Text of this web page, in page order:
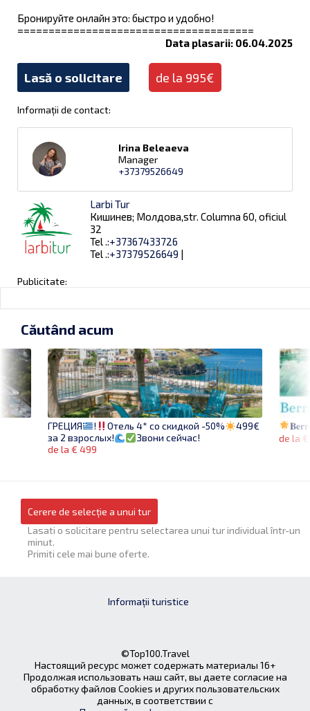
Бронируйте онлайн это: быстро и удобно!
======================================
Data plasarii: 06.04.2025
Lasă o solicitare de la 995€
Informații de contact:
Irina Beleaeva
Manager
+37379526649
Larbi Tur
Кишинев; Молдова,str. Columna 60, oficiul
32
Tel .:+37367433726
Tel .:+37379526649 |
Publicitate:
de la
Căutând acum
ГРЕЦИЯ ! Отель 4* со скидкой -50%
499€
за 2 взрослых!
Звони сейчас!
de la € 499
Cerere de selecție a unui tur
Lasati o solicitare pentru selectarea unui tur individual într-un
minut.
Primiti cele mai bune oferte.
Informații turistice
©Top100.Travel
Настоящий ресурс может содержать материалы 16+
Продолжая использовать наш сайт, вы даете согласие на
обработку файлов Cookies и других пользовательских
данных, в соответствии с